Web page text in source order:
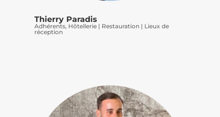
Thierry Paradis
Adhérents, Hôtellerie | Restauration | Lieux de
réception